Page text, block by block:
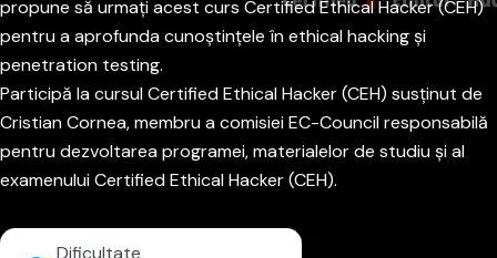
propune să urmați acest curs Certified Ethical Hacker (CEH)
pentru a aprofunda cunoștințele în ethical hacking și
penetration testing.
Participă la cursul Certified Ethical Hacker (CEH) susținut de
Cristian Cornea, membru a comisiei EC-Council responsabilă
pentru dezvoltarea programei, materialelor de studiu și al
examenului Certified Ethical Hacker (CEH).
Dificultate